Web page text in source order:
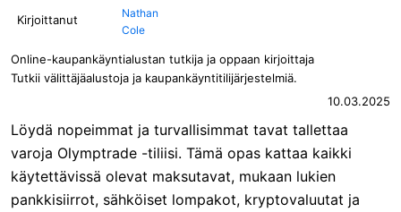
Kirjoittanut
Nathan
Cole
Online-kaupankäyntialustan tutkija ja oppaan kirjoittaja
Tutkii välittäjäalustoja ja kaupankäyntitilijärjestelmiä.
10.03.2025
Löydä nopeimmat ja turvallisimmat tavat tallettaa
varoja Olymptrade -tiliisi. Tämä opas kattaa kaikki
käytettävissä olevat maksutavat, mukaan lukien
pankkisiirrot, sähköiset lompakot, kryptovaluutat ja